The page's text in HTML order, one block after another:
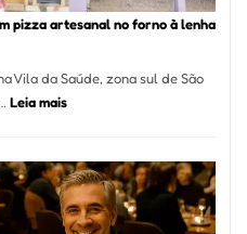
pizza artesanal no forno à lenha
Vila da Saúde, zona sul de São
Leia mais:
Pizzaria:
tradição
em